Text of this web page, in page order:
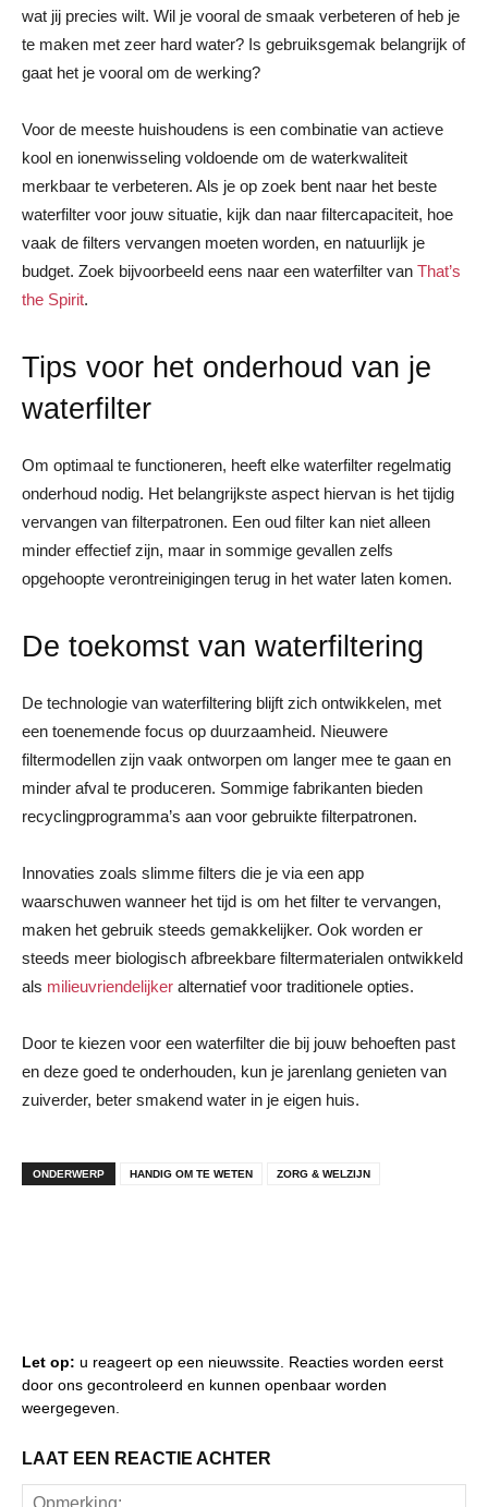
wat jij precies wilt. Wil je vooral de smaak verbeteren of heb je
te maken met zeer hard water? Is gebruiksgemak belangrijk of
gaat het je vooral om de werking?
Voor de meeste huishoudens is een combinatie van actieve
kool en ionenwisseling voldoende om de waterkwaliteit
merkbaar te verbeteren. Als je op zoek bent naar het beste
waterfilter voor jouw situatie, kijk dan naar filtercapaciteit, hoe
vaak de filters vervangen moeten worden, en natuurlijk je
budget. Zoek bijvoorbeeld eens naar een waterfilter van That’s
the Spirit.
Tips voor het onderhoud van je
waterfilter
Om optimaal te functioneren, heeft elke waterfilter regelmatig
onderhoud nodig. Het belangrijkste aspect hiervan is het tijdig
vervangen van filterpatronen. Een oud filter kan niet alleen
minder effectief zijn, maar in sommige gevallen zelfs
opgehoopte verontreinigingen terug in het water laten komen.
De toekomst van waterfiltering
De technologie van waterfiltering blijft zich ontwikkelen, met
een toenemende focus op duurzaamheid. Nieuwere
filtermodellen zijn vaak ontworpen om langer mee te gaan en
minder afval te produceren. Sommige fabrikanten bieden
recyclingprogramma’s aan voor gebruikte filterpatronen.
Innovaties zoals slimme filters die je via een app
waarschuwen wanneer het tijd is om het filter te vervangen,
maken het gebruik steeds gemakkelijker. Ook worden er
steeds meer biologisch afbreekbare filtermaterialen ontwikkeld
als milieuvriendelijker alternatief voor traditionele opties.
Door te kiezen voor een waterfilter die bij jouw behoeften past
en deze goed te onderhouden, kun je jarenlang genieten van
zuiverder, beter smakend water in je eigen huis.
ONDERWERP HANDIG OM TE WETEN ZORG & WELZIJN
Let op: u reageert op een nieuwssite. Reacties worden eerst
door ons gecontroleerd en kunnen openbaar worden
weergegeven.
LAAT EEN REACTIE ACHTER